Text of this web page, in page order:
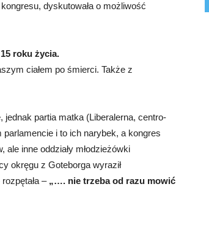
dyskutowała o możliwość
roku życia.
ciałem po śmierci. Także z
partia matka (Liberalerna, centro-
i to ich narybek, a kongres
ale inne oddziały młodzieżówki
okręgu z Goteborga wyraził
– „…. nie trzeba od razu mowić